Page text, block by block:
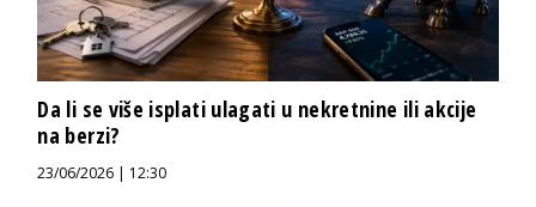
Da li se više isplati ulagati u nekretnine ili akcije
na berzi?
23/06/2026 | 12:30